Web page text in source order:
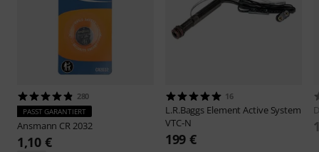
280
PASST GARANTIERT
Ansmann CR 2032
1,10 €
16
L.R.Baggs Element Active System
VTC-N
199 €